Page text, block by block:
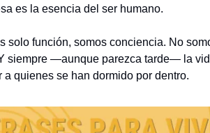
es la esencia del ser humano.
solo función, somos conciencia. No
siempre —aunque parezca tarde— la
a quienes se han dormido por dentro.